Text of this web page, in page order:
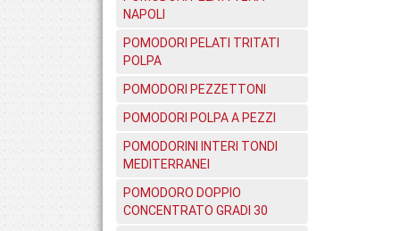
NAPOLI
POMODORI PELATI TRITATI
POLPA
POMODORI PEZZETTONI
POMODORI POLPA A PEZZI
POMODORINI INTERI TONDI
MEDITERRANEI
POMODORO DOPPIO
CONCENTRATO GRADI 30